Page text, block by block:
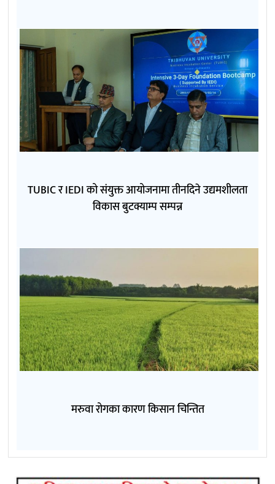
TUBIC र IEDI को संयुक्त आयोजनामा तीनदिने उद्यमशीलता
विकास बुटक्याम्प सम्पन्न
मरुवा रोगका कारण किसान चिन्तित